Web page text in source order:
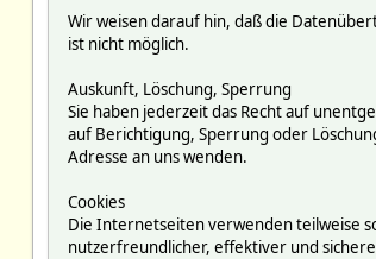
Wir weisen darauf hin, daß die
ist nicht möglich.
Auskunft, Löschung, Sperrung
Sie haben jederzeit das Recht auf
auf Berichtigung, Sperrung oder
Adresse an uns wenden.
Cookies
Die Internetseiten verwenden teilweise
nutzerfreundlicher, effektiver und